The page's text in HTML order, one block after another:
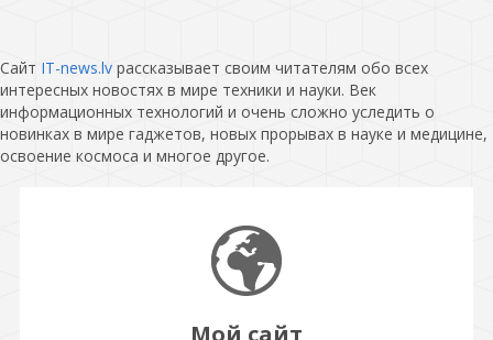
Сайт IT-news.lv рассказывает своим читателям обо всех
интересных новостях в мире техники и науки. Век
информационных технологий и очень сложно уследить о
новинках в мире гаджетов, новых прорывах в науке и медицине,
освоение космоса и многое другое.
Мой сайт